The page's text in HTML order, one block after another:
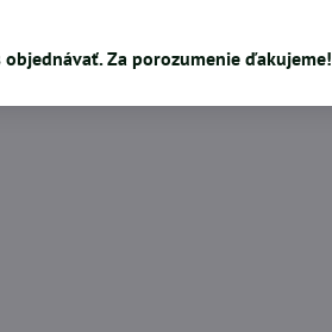
Za porozumenie ďakujeme!